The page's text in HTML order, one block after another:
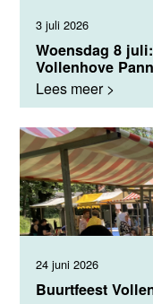
Woensdag 8
Vollenhove
3 juli 2026
Lees meer >
Buurtfeest
24 juni 2026